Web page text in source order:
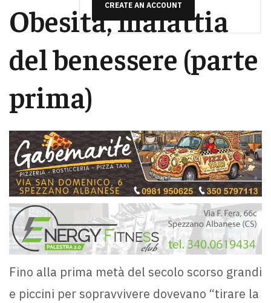
CREATE AN ACCOUNT
Obesità, malattia
del benessere (parte
prima)
Fino alla prima metà del secolo scorso grandi
e piccini per sopravvivere dovevano “tirare la